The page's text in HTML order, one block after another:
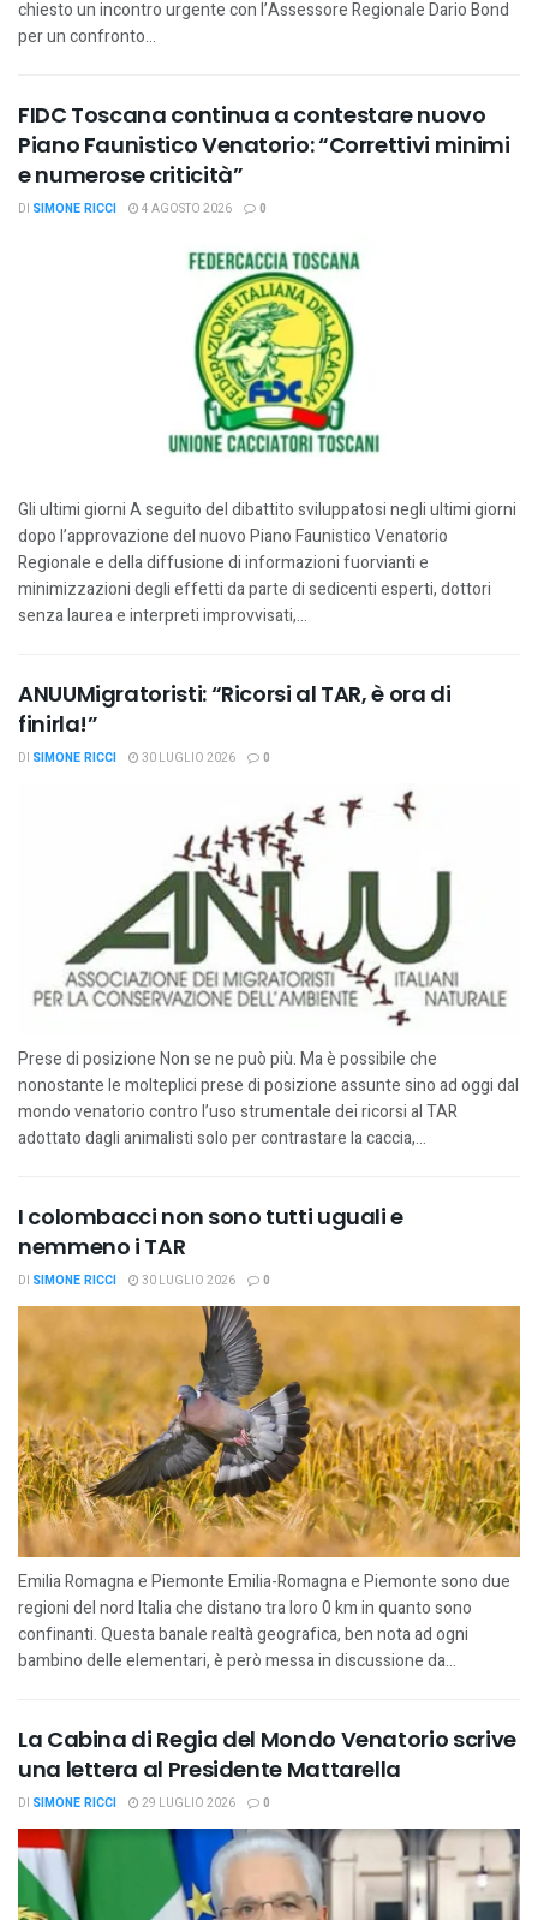
chiesto un incontro urgente con l’Assessore Regionale Dario Bond
per un confronto...
FIDC Toscana continua a contestare nuovo
Piano Faunistico Venatorio: “Correttivi minimi
e numerose criticità”
DI SIMONE RICCI 4 AGOSTO 2026 0
Gli ultimi giorni A seguito del dibattito sviluppatosi negli ultimi giorni
dopo l’approvazione del nuovo Piano Faunistico Venatorio
Regionale e della diffusione di informazioni fuorvianti e
minimizzazioni degli effetti da parte di sedicenti esperti, dottori
senza laurea e interpreti improvvisati,...
ANUUMigratoristi: “Ricorsi al TAR, è ora di
finirla!”
DI SIMONE RICCI 30 LUGLIO 2026 0
Prese di posizione Non se ne può più. Ma è possibile che
nonostante le molteplici prese di posizione assunte sino ad oggi dal
mondo venatorio contro l’uso strumentale dei ricorsi al TAR
adottato dagli animalisti solo per contrastare la caccia,...
I colombacci non sono tutti uguali e
nemmeno i TAR
DI SIMONE RICCI 30 LUGLIO 2026 0
Emilia Romagna e Piemonte Emilia-Romagna e Piemonte sono due
regioni del nord Italia che distano tra loro 0 km in quanto sono
confinanti. Questa banale realtà geografica, ben nota ad ogni
bambino delle elementari, è però messa in discussione da...
La Cabina di Regia del Mondo Venatorio scrive
una lettera al Presidente Mattarella
DI SIMONE RICCI 29 LUGLIO 2026 0